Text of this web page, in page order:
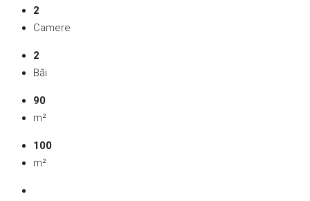
2
Camere
2
Băi
90
m²
100
m²